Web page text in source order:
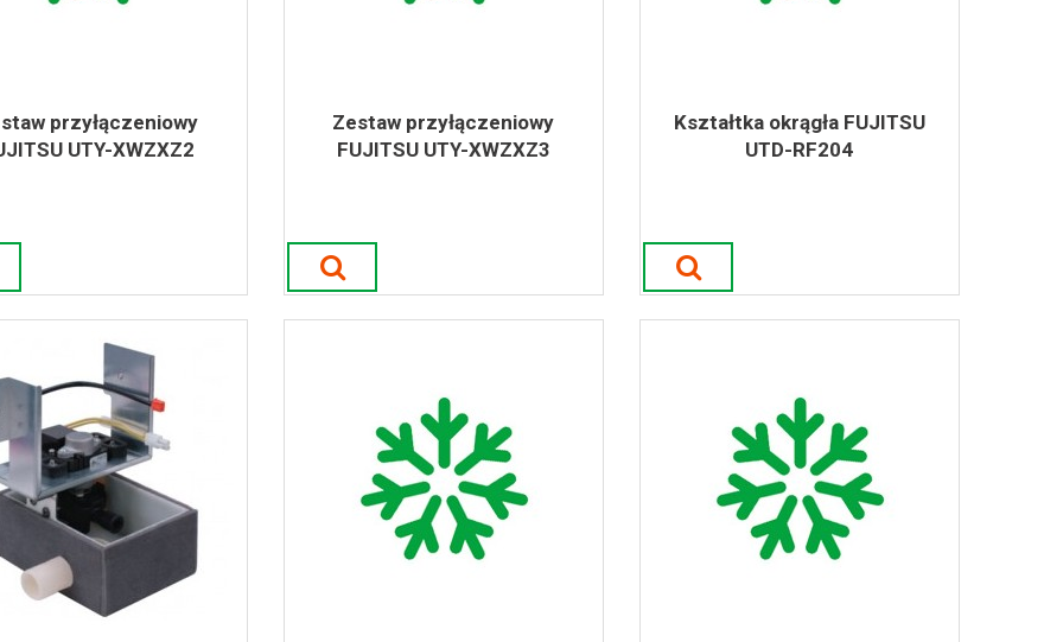
przyłączeniowy
UTY-XWZXZ2
Zestaw przyłączeniowy
FUJITSU UTY-XWZXZ3
Kształtka okrągła FUJITSU
UTD-RF204